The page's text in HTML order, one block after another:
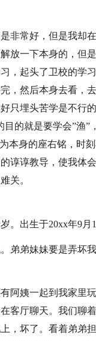
非常好，但是我却
放一下本身的，但
，起头了卫校的学
，然后本身去看，
只埋头苦学是不行
目的就是要学会”渔
本身的座右铭，时
谆谆教导，使我体
关。
。出生于20xx年9月
弟弟妹妹要是弄坏
阿姨一起到我家里
客厅聊天。我们聊
，坏了。看着弟弟